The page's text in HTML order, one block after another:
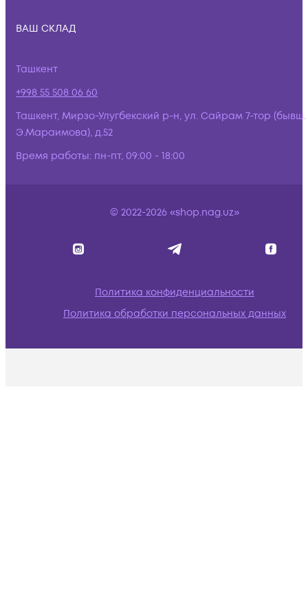
ВАШ СКЛАД
Ташкент
+998 55 508 06 60
Ташкент, Мирзо-Улугбекский р-н, ул. Сайрам 7-тор (бывш.
Э.Мараимова), д.52
Время работы: пн-пт, 09:00 - 18:00
© 2022-2026 «shop.nag.uz»
Политика конфиденциальности
Политика обработки персональных данных